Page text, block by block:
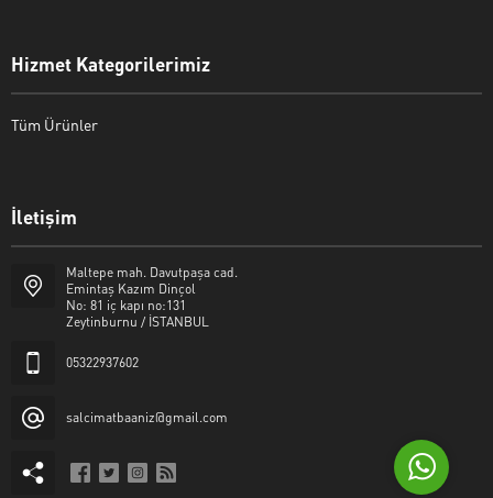
Hizmet Kategorilerimiz
Tüm Ürünler
İletişim
Maltepe mah. Davutpaşa cad.
Emintaş Kazım Dinçol
No: 81 iç kapı no:131
Zeytinburnu / İSTANBUL
05322937602
salcimatbaaniz@gmail.com